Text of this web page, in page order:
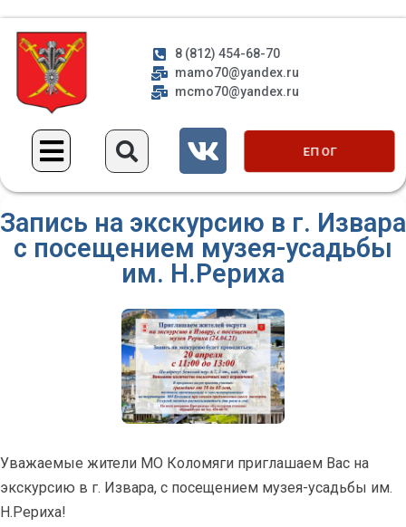
8 (812) 454-68-70
mamo70@yandex.ru
mcmo70@yandex.ru
ЕП ОГ
Запись на экскурсию в г. Извара
с посещением музея-усадьбы
им. Н.Рериха
Уважаемые жители МО Коломяги приглашаем Вас на
экскурсию в г. Извара, с посещением музея-усадьбы им.
Н.Рериха!